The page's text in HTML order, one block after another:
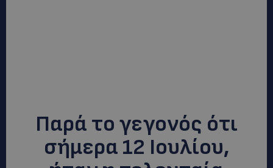
Παρά το γεγονός ότι
σήμερα 12 Ιουλίου,